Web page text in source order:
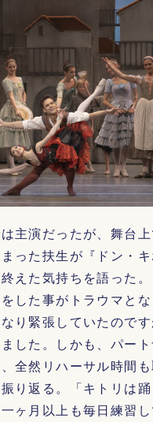
主演だったが、舞台上
った扶生が『ドン・キ
えた気持ちを語った
した事がトラウマと
り緊張していたのです
した。しかも、パー
全然リハーサル時間
り返る。「キトリは
ヶ月以上も毎日練習